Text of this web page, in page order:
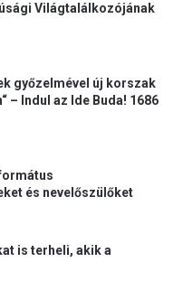
Világtalálkozójának
győzelmével új korszak
– Indul az Ide Buda! 1686
és nevelőszülőket
is terheli, akik a